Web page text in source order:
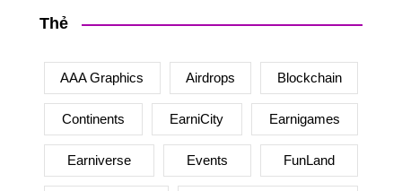
Thẻ
AAA Graphics Airdrops Blockchain
Continents EarniCity Earnigames
Earniverse Events FunLand